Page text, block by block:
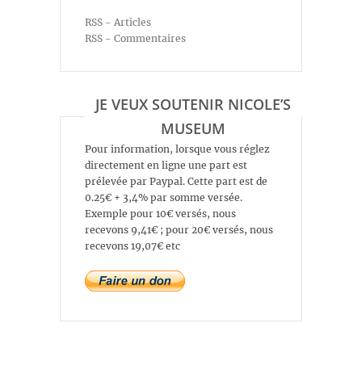
RSS - Articles
RSS - Commentaires
JE VEUX SOUTENIR NICOLE’S
MUSEUM
Pour information, lorsque vous réglez
directement en ligne une part est
prélevée par Paypal. Cette part est de
0.25€ + 3,4% par somme versée.
Exemple pour 10€ versés, nous
recevons 9,41€ ; pour 20€ versés, nous
recevons 19,07€ etc